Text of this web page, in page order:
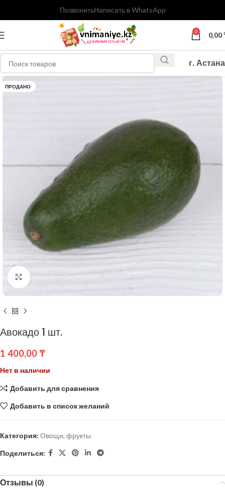
ПозвонитьНаписать в WhatsApp
0 0,00
г. Астана
ПРОДАНО
Нажмите, чтобы увеличить
Авокадо 1 шт.
1 400,00 ₸
Нет в наличии
Добавить для сравнения
Добавить в список желаний
Категория: Овощи, фрукты
Поделиться:
Отзывы (0)